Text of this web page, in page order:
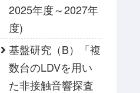
2025年度～2027年
度)
基盤研究（B）「複
数台のLDVを用い
た非接触音響探査